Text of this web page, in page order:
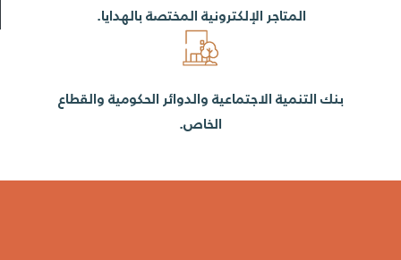
المتاجر الإلكترونية المختصة بالهدايا.
بنك التنمية الاجتماعية والدوائر الحكومية والقطاع
الخاص.